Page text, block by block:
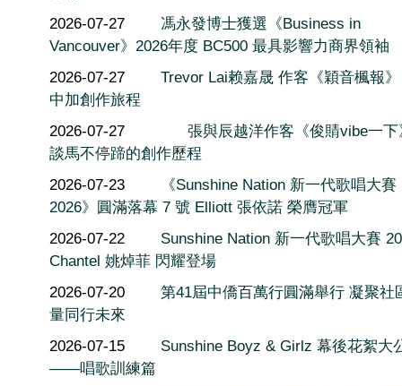
2026-07-27
馮永發博士獲選《Business in
Vancouver》2026年度 BC500 最具影響力商界領袖
2026-07-27
Trevor Lai赖嘉晟 作客《穎音楓報
中加創作旅程
2026-07-27
張與辰越洋作客《俊䝼vibe一下
談馬不停蹄的創作歷程
2026-07-23
《Sunshine Nation 新一代歌唱大賽
2026》圓滿落幕 7 號 Elliott 張依諾 榮膺冠軍
2026-07-22
Sunshine Nation 新一代歌唱大賽
Chantel 姚焯菲 閃耀登場
2026-07-20
第41屆中僑百萬行圓滿舉行 凝聚社
量同行未來
2026-07-15
Sunshine Boyz & Girlz 幕後花絮大
——唱歌訓練篇